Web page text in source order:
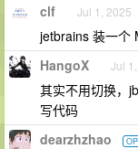
clf Jul 1, 2025
jetbrains 装一个
HangoX Jul
其实不用切换，
写代码
dearzhzhao OP